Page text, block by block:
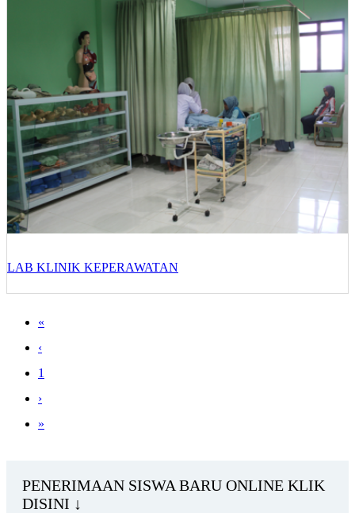
LAB KLINIK KEPERAWATAN
«
‹
1
›
»
PENERIMAAN SISWA BARU ONLINE KLIK
DISINI ↓